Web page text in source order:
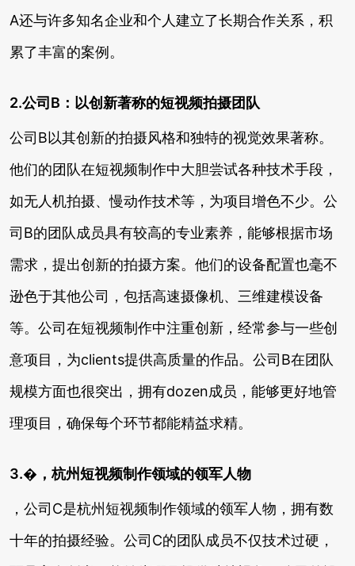
A还与许多知名企业和个人建立了长期合作关系，积
累了丰富的案例。
2.公司B：以创新著称的短视频拍摄团队
公司B以其创新的拍摄风格和独特的视觉效果著称。
他们的团队在短视频制作中大胆尝试各种技术手段，
如无人机拍摄、慢动作技术等，为项目增色不少。公
司B的团队成员具有较高的专业素养，能够根据市场
需求，提出创新的拍摄方案。他们的设备配置也毫不
逊色于其他公司，包括高速摄像机、三维建模设备
等。公司在短视频制作中注重创新，经常参与一些创
意项目，为clients提供高质量的作品。公司B在团队
规模方面也很突出，拥有dozen成员，能够更好地管
理项目，确保每个环节都能精益求精。
3.�，杭州短视频制作领域的领军人物
，公司C是杭州短视频制作领域的领军人物，拥有数
十年的拍摄经验。公司C的团队成员不仅技术过硬，